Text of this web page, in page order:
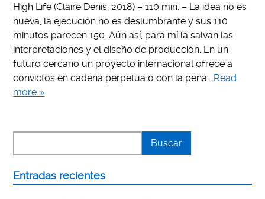
High Life (Claire Denis, 2018) – 110 min. – La idea no es
nueva, la ejecución no es deslumbrante y sus 110
minutos parecen 150. Aún así, para mí la salvan las
interpretaciones y el diseño de producción. En un
futuro cercano un proyecto internacional ofrece a
convictos en cadena perpetua o con la pena… Read
more »
Entradas recientes